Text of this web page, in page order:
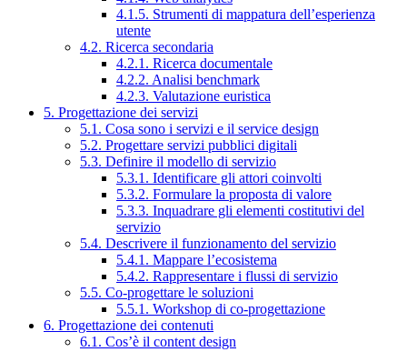
4.1.5. Strumenti di mappatura dell’esperienza
utente
4.2. Ricerca secondaria
4.2.1. Ricerca documentale
4.2.2. Analisi benchmark
4.2.3. Valutazione euristica
5. Progettazione dei servizi
5.1. Cosa sono i servizi e il service design
5.2. Progettare servizi pubblici digitali
5.3. Definire il modello di servizio
5.3.1. Identificare gli attori coinvolti
5.3.2. Formulare la proposta di valore
5.3.3. Inquadrare gli elementi costitutivi del
servizio
5.4. Descrivere il funzionamento del servizio
5.4.1. Mappare l’ecosistema
5.4.2. Rappresentare i flussi di servizio
5.5. Co-progettare le soluzioni
5.5.1. Workshop di co-progettazione
6. Progettazione dei contenuti
6.1. Cos’è il content design